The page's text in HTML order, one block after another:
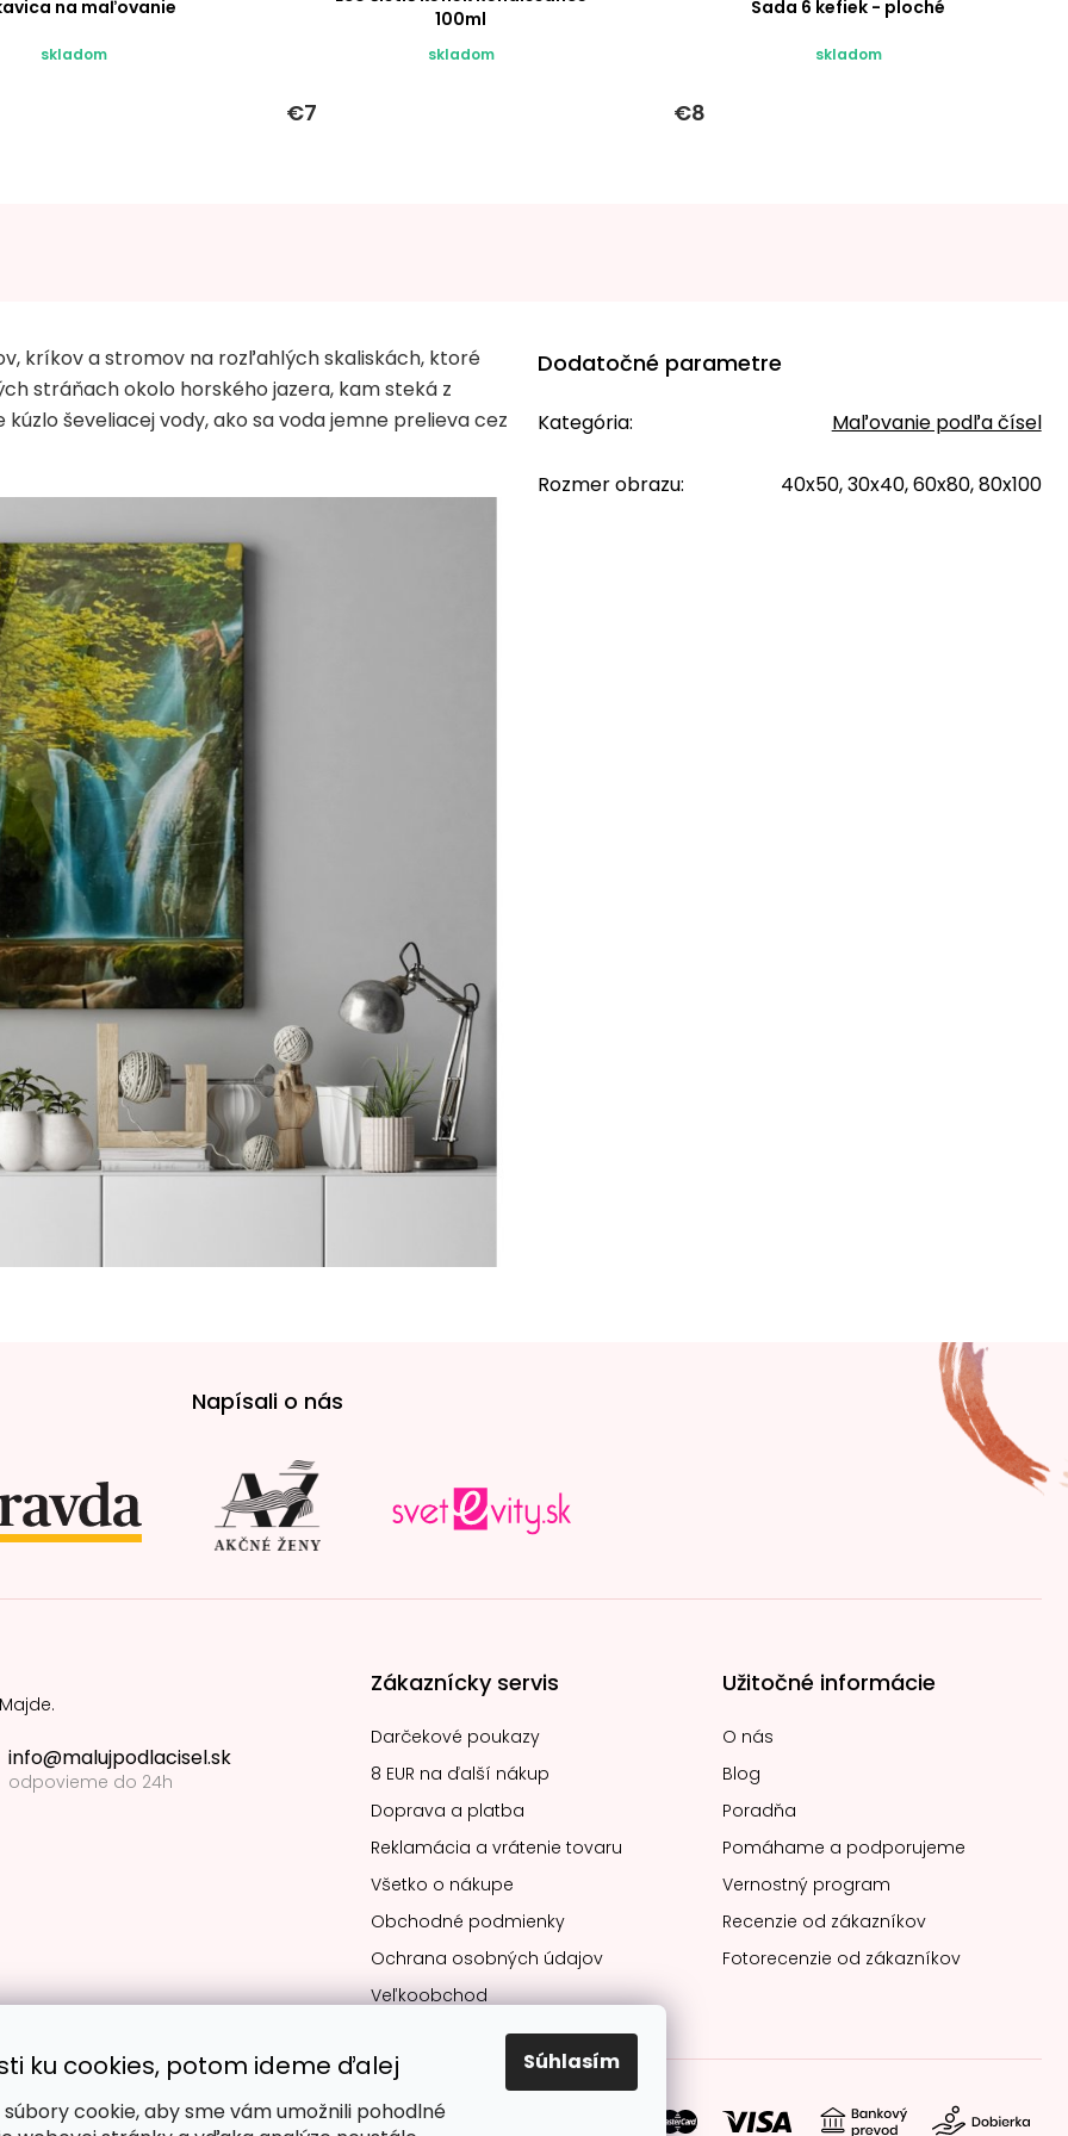
ku cookies, potom ideme ďalej
cookie, aby sme vám umožnili pohodlné
Súhlasím
na maľovanie
skladom
100ml
skladom
€7
Sada 6 kefiek - ploché
skladom
€8
kríkov a stromov na rozľahlých skaliskách, ktoré
stráňach okolo horského jazera, kam steká z
ševeliacej vody, ako sa voda jemne prelieva cez
Dodatočné parametre
Kategória: Maľovanie podľa čísel
Rozmer obrazu: 40x50, 30x40, 60x80, 80x100
Napísali o nás
info@malujpodlacisel.sk
odpovieme do 24h
Zákaznícky servis
Darčekové poukazy
8 EUR na ďalší nákup
Doprava a platba
Reklamácia a vrátenie tovaru
Všetko o nákupe
Obchodné podmienky
Ochrana osobných údajov
Veľkoobchod
Užitočné informácie
O nás
Blog
Poradňa
Pomáhame a podporujeme
Vernostný program
Recenzie od zákazníkov
Fotorecenzie od zákazníkov
Obľúbené spôsoby platby: